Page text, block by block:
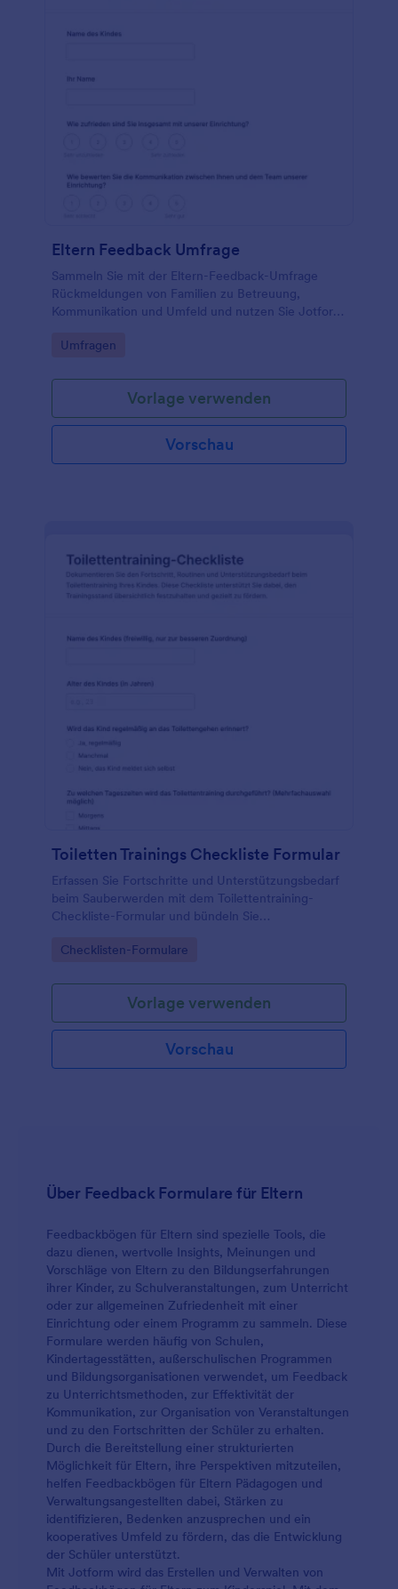
Eltern Feedback Umfrage
Sammeln Sie mit der Eltern-Feedback-Umfrage
Rückmeldungen von Familien zu Betreuung,
Kommunikation und Umfeld und nutzen Sie Jotform
einer passenden Formularvorlage.
Go to Category:
Umfragen
Vorlage verwenden
Vorschau
Toiletten Trainings Checkliste Formular
Erfassen Sie Fortschritte und Unterstützungsbedarf
beim Sauberwerden mit dem Toilettentraining-
Checkliste-Formular und bündeln Sie
Betreuungspersonen in einer digitalen Übersicht.
Go to Category:
Checklisten-Formulare
Vorlage verwenden
Vorschau
Über Feedback Formulare für Eltern
Feedbackbögen für Eltern sind spezielle Tools, die
dazu dienen, wertvolle Insights, Meinungen und
Vorschläge von Eltern zu den Bildungserfahrungen
ihrer Kinder, zu Schulveranstaltungen, zum Unterricht
oder zur allgemeinen Zufriedenheit mit einer
Einrichtung oder einem Programm zu sammeln. Diese
Formulare werden häufig von Schulen,
Kindertagesstätten, außerschulischen Programmen
und Bildungsorganisationen verwendet, um Feedback
zu Unterrichtsmethoden, zur Effektivität der
Kommunikation, zur Organisation von Veranstaltungen
und zu den Fortschritten der Schüler zu erhalten.
Durch die Bereitstellung einer strukturierten
Möglichkeit für Eltern, ihre Perspektiven mitzuteilen,
helfen Feedbackbögen für Eltern Pädagogen und
Verwaltungsangestellten dabei, Stärken zu
identifizieren, Bedenken anzusprechen und ein
kooperatives Umfeld zu fördern, das die Entwicklung
der Schüler unterstützt.
Mit Jotform wird das Erstellen und Verwalten von